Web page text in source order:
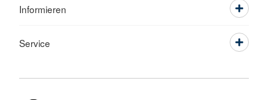
Informieren
Service